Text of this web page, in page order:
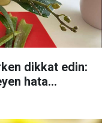
dikkat edin:
hata...